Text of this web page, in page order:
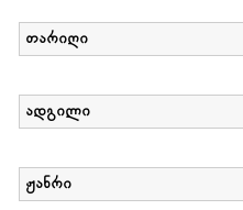
თარიღი
ადგილი
ჟანრი